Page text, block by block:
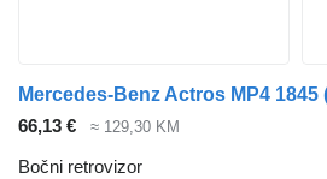
66,13 € ≈ 129,30 KM
Bočni retrovizor